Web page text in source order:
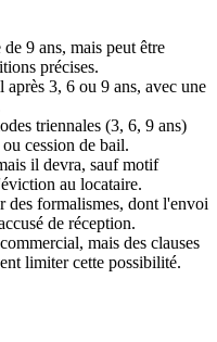
9 ans, mais peut être
précises.
3, 6 ou 9 ans, avec une
triennales (3, 6, 9 ans)
cession de bail.
il devra, sauf motif
au locataire.
des formalismes, dont l'envoi
de réception.
mais des clauses
limiter cette possibilité.